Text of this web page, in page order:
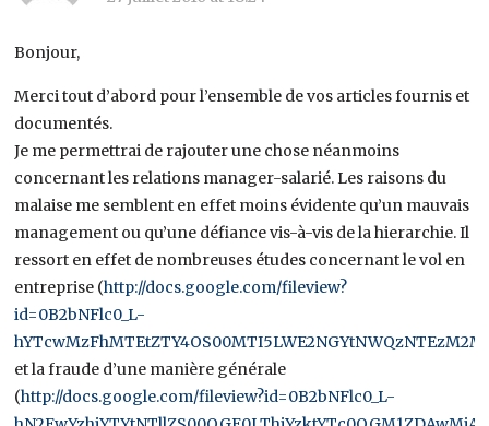
Bonjour,
Merci tout d’abord pour l’ensemble de vos articles fournis et
documentés.
Je me permettrai de rajouter une chose néanmoins
concernant les relations manager-salarié. Les raisons du
malaise me semblent en effet moins évidente qu’un mauvais
management ou qu’une défiance vis-à-vis de la hierarchie. Il
ressort en effet de nombreuses études concernant le vol en
entreprise (http://docs.google.com/fileview?
id=0B2bNFlc0_L-
et la fraude d’une manière générale
(http://docs.google.com/fileview?id=0B2bNFlc0_L-